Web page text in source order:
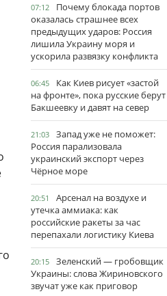
07:12
Почему блокада портов
оказалась страшнее всех
предыдущих ударов: Россия
лишила Украину моря и
ускорила развязку конфликта
06:45
Как Киев рисует «застой
на фронте», пока русские берут
Бакшеевку и давят на север
21:03
Запад уже не поможет:
Россия парализовала
украинский экспорт через
Чёрное море
20:51
Арсенал на воздухе и
утечка аммиака: как
российские ракеты за час
перепахали логистику Киева
20:15
Зеленский — гробовщик
Украины: слова Жириновского
звучат уже как приговор